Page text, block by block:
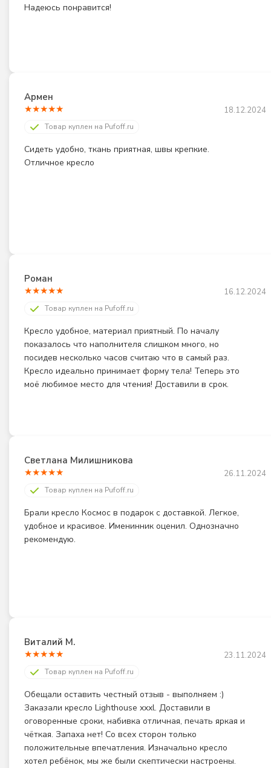
Надеюсь понравится!
Армен
18.12.2024
★★★★★
Товар куплен на Pufoff.ru
Сидеть удобно, ткань приятная, швы крепкие.
Отличное кресло
Роман
16.12.2024
★★★★★
Товар куплен на Pufoff.ru
Кресло удобное, материал приятный. По началу
показалось что наполнителя слишком много, но
посидев несколько часов считаю что в самый раз.
Кресло идеально принимает форму тела! Теперь это
моё любимое место для чтения! Доставили в срок.
Светлана Милишникова
26.11.2024
★★★★★
Товар куплен на Pufoff.ru
Брали кресло Космос в подарок с доставкой. Легкое,
удобное и красивое. Именинник оценил. Однозначно
рекомендую.
Виталий М.
23.11.2024
★★★★★
Товар куплен на Pufoff.ru
Обещали оставить честный отзыв - выполняем :)
Заказали кресло Lighthouse xxxl. Доставили в
оговоренные сроки, набивка отличная, печать яркая и
чёткая. Запаха нет! Со всех сторон только
положительные впечатления. Изначально кресло
хотел ребёнок, мы же были скептически настроены.